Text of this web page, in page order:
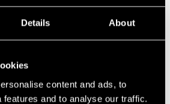
Details About
content and ads, to
features and to analyse our traffic.
olisi saatavilla, olisi
vastaajien mielestä kolme
taloyhtiön sähköinfran
vastaajista), itse latauspisteiden
toteuttaminen (39 %